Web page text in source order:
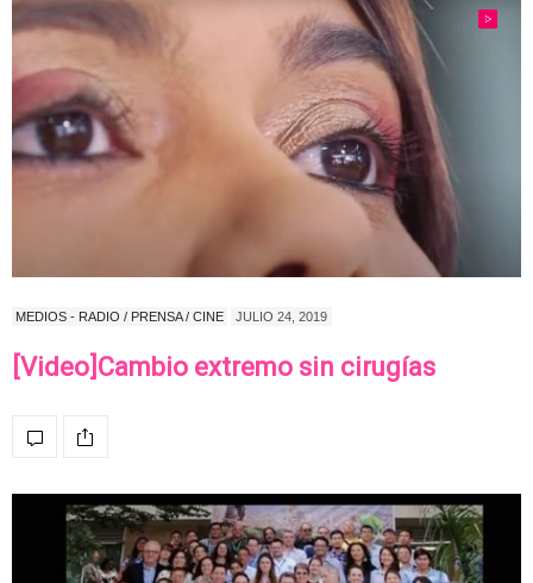
MEDIOS - RADIO / PRENSA / CINE JULIO 24, 2019
[Video]Cambio extremo sin cirugías